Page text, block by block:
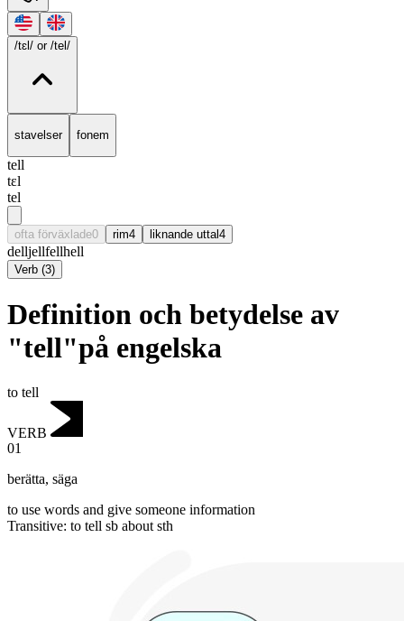
/tɛl/ or /tel/
stavelser fonem
tell
tɛl
tel
ofta förväxlade0 rim4 liknande uttal4
delljellfellhell
Verb (3)
Definition och betydelse av
"tell"på engelska
to tell
VERB
01
berätta, säga
to use words and give someone information
Transitive: to tell sb about sth